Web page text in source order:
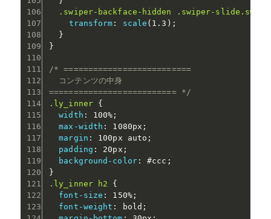
.swiper-backface-hidden .swiper-
transform : scale ( 1.3 ) ;
}
}
/* ==========================
  コンテンツの中身
========================== */
.ly_inner {
width : 100% ;
max-width : 1080px ;
margin : 100px auto ;
padding : 20px ;
background-color: #ccc ;
}
.ly_inner h2
{
font-size : 150%;
font-weight : bold ;